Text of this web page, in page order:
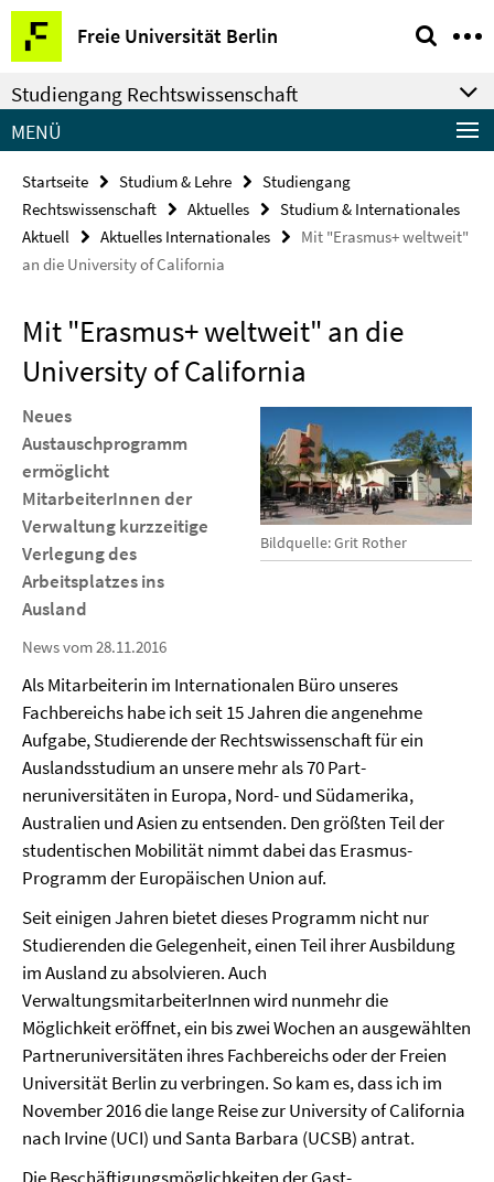
Springe
direkt
zu
Inhalt
Freie Universität Berlin
Service-
Navigation
Studiengang Rechtswissenschaft
MENÜ
Startseite Studium & Lehre
Studiengang
Rechtswissenschaft
Aktuelles
Studium & Internationales
Aktuell
Aktuelles Internationales
Mit "Erasmus+ weltweit"
an die University of California
Mit "Erasmus+ weltweit" an die
University of California
Bildquelle: Grit Rother
Neues
Austauschprogramm
ermöglicht
MitarbeiterInnen der
Verwaltung kurzzeitige
Verlegung des
Arbeitsplatzes ins
Ausland
News vom 28.11.2016
Als Mitarbeiterin im Internationalen Büro unseres
Fachbereichs habe ich seit 15 Jahren die angenehme
Aufgabe, Studierende der Rechtswissenschaft für ein
Auslandsstudium an unsere mehr als 70 Part­
neruniversitäten in Europa, Nord- und Südamerika,
Australien und Asien zu entsenden. Den größten Teil der
studentischen Mobilität nimmt dabei das Erasmus-
Programm der Europäischen Union auf.
Seit einigen Jahren bietet dieses Programm nicht nur
Studieren­den die Gelegenheit, einen Teil ihrer Ausbildung
im Ausland zu absolvieren. Auch
VerwaltungsmitarbeiterInnen wird nunmehr die
Möglichkeit eröffnet, ein bis zwei Wochen an ausgewählten
Partneruniversitäten ihres Fachbereichs oder der Freien
Univer­sität Berlin zu verbringen. So kam es, dass ich im
November 2016 die lange Reise zur University of California
nach Irvine (UCI) und Santa Barbara (UCSB) antrat.